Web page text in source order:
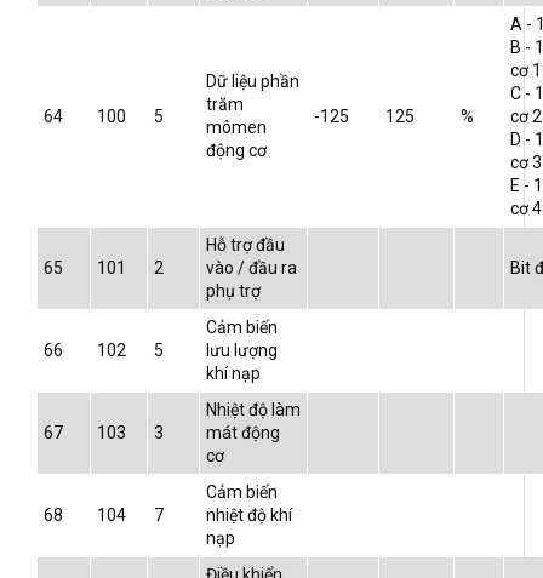
64 100 5
Dữ liệu phần
trăm
mômen
động cơ
-125 125 %
A -
B -
cơ 1
C -
cơ 2
D -
cơ 3
E -
cơ 4
65 101 2
Hỗ trợ đầu
vào / đầu ra
phụ trợ
Bit
66 102 5
Cảm biến
lưu lượng
khí nạp
67 103 3
Nhiệt độ làm
mát động
cơ
68 104 7
Cảm biến
nhiệt độ khí
nạp